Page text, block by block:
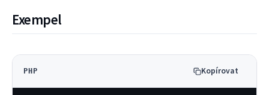
Exempel
PHP Kopírovat